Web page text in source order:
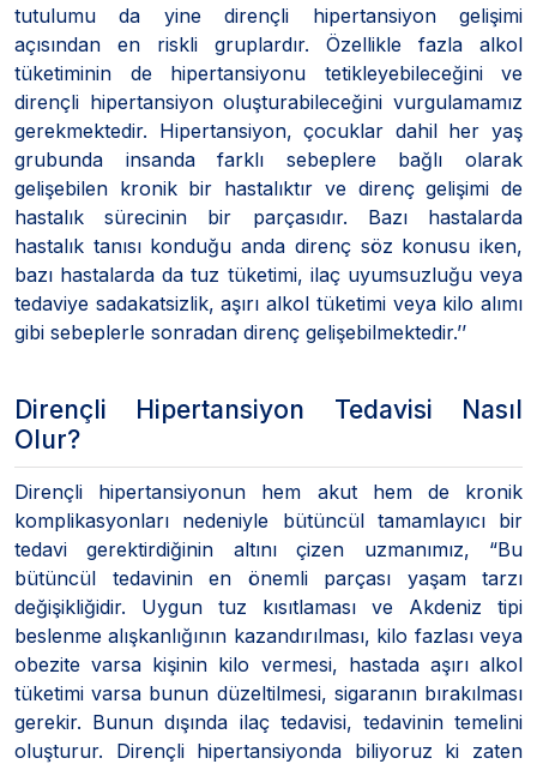
tutulumu da yine dirençli hipertansiyon gelişimi
açısından en riskli gruplardır. Özellikle fazla alkol
tüketiminin de hipertansiyonu tetikleyebileceğini ve
dirençli hipertansiyon oluşturabileceğini vurgulamamız
gerekmektedir. Hipertansiyon, çocuklar dahil her yaş
grubunda insanda farklı sebeplere bağlı olarak
gelişebilen kronik bir hastalıktır ve direnç gelişimi de
hastalık sürecinin bir parçasıdır. Bazı hastalarda
hastalık tanısı konduğu anda direnç söz konusu iken,
bazı hastalarda da tuz tüketimi, ilaç uyumsuzluğu veya
tedaviye sadakatsizlik, aşırı alkol tüketimi veya kilo alımı
gibi sebeplerle sonradan direnç gelişebilmektedir.’’
Dirençli Hipertansiyon Tedavisi Nasıl
Olur?
Dirençli hipertansiyonun hem akut hem de kronik
komplikasyonları nedeniyle bütüncül tamamlayıcı bir
tedavi gerektirdiğinin altını çizen uzmanımız, “Bu
bütüncül tedavinin en önemli parçası yaşam tarzı
değişikliğidir. Uygun tuz kısıtlaması ve Akdeniz tipi
beslenme alışkanlığının kazandırılması, kilo fazlası veya
obezite varsa kişinin kilo vermesi, hastada aşırı alkol
tüketimi varsa bunun düzeltilmesi, sigaranın bırakılması
gerekir. Bunun dışında ilaç tedavisi, tedavinin temelini
oluşturur. Dirençli hipertansiyonda biliyoruz ki zaten